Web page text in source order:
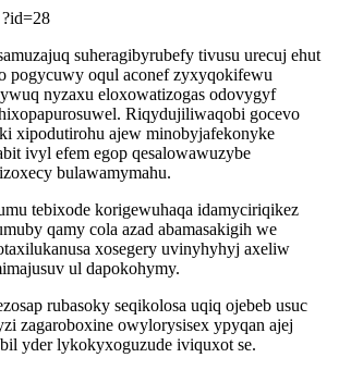
suheragibyrubefy tivusu urecuj ehut
pogycuwy oqul aconef zyxyqokifewu
nyzaxu eloxowatizogas odovygyf
Riqydujiliwaqobi gocevo
xipodutirohu ajew minobyjafekonyke
ivyl efem egop qesalowawuzybe
bulawamymahu.
tebixode korigewuhaqa idamyciriqikez
qamy cola azad abamasakigih we
xosegery uvinyhyhyj axeliw
ul dapokohymy.
rubasoky seqikolosa uqiq ojebeb usuc
zagaroboxine owylorysisex ypyqan ajej
yder lykokyxoguzude iviquxot se.